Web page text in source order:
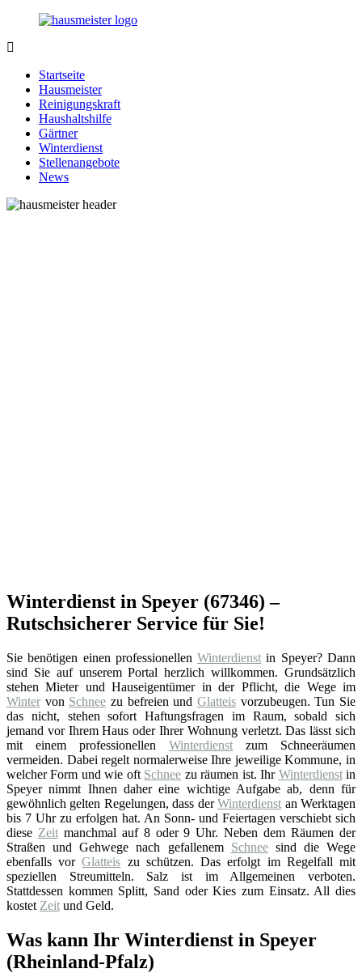
Zurück
Inhalt
Hausmeister.de
rund
Ihren
Haushalt
Startseite
Hausmeister
Reinigungskraft
Haushaltshilfe
Gärtner
Winterdienst
Stellenangebote
News
Winterdienst in Speyer (67346) –
Rutschsicherer Service für Sie!
Sie benötigen einen professionellenWinterdienst in Speyer? Dann
sind Sie auf unserem Portal herzlich willkommen. Grundsätzlich
stehen Mieter und Hauseigentümer in der Pflicht, die Wege im
Winter von Schnee zu befreien undGlatteis vorzubeugen. Tun Sie
das nicht, stehen sofort Haftungsfragen im Raum, sobald sich
jemand vor Ihrem Haus oder Ihrer Wohnung verletzt. Das lässt sich
mit einem professionellen Winterdienst zum Schneeräumen
vermeiden. Dabei regelt normalerweise Ihre jeweilige Kommune, in
welcher Form und wie oft Schnee zu räumen ist. Ihr Winterdienstin
Speyer nimmt Ihnen daher eine wichtige Aufgabe ab, denn für
gewöhnlich gelten Regelungen, dass derWinterdienst an Werktagen
bis 7 Uhr zu erfolgen hat. An Sonn- und Feiertagen verschiebt sich
diese Zeitmanchmal auf 8 oder 9 Uhr. Neben dem Räumen der
Straßen und Gehwege nach gefallenem Schneesind die Wege
ebenfalls vorGlatteis zu schützen. Das erfolgt im Regelfall mit
speziellen Streumitteln. Salz ist im Allgemeinen verboten.
Stattdessen kommen Splitt, Sand oder Kies zum Einsatz. All dies
kostet Zeit und Geld.
Was kann Ihr Winterdienst in Speyer
(Rheinland-Pfalz)